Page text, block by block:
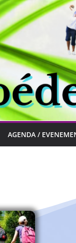
AGENDA /